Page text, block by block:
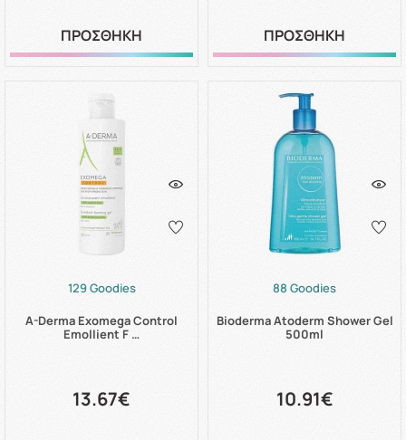
ΠΡΟΣΘΗΚΗ ΠΡΟΣΘΗΚΗ
129 Goodies
A-Derma Exomega Control
Emollient F …
13.67€
88 Goodies
Bioderma Atoderm Shower Gel
500ml
10.91€